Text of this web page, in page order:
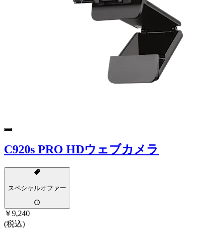
C920s PRO HDウェブカメラ
スペシャルオファー
￥9,240
(税込)